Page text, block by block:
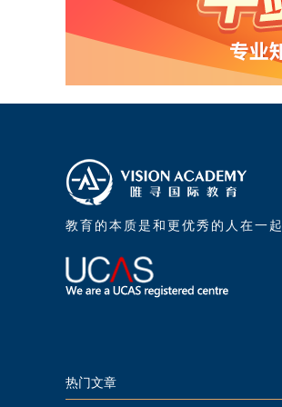
教育的本质是和更优秀的人在一起
热门文章